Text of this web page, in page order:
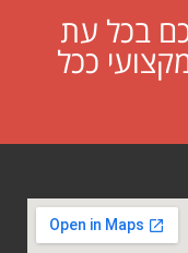
בכל עת
ככל